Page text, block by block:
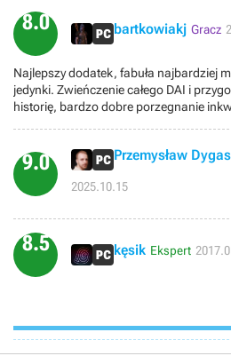
sprawdzający się motyw iż znamię
jednocześnie sprawia iż jest coraz
sympatycznych scenek okolicznościowych z naszą drużyną +
Kasandra czytająca przy napisach
autorstwa Varric’a ;). Jednak nigdzie jak w Pałacu Zimowym nie
widać sztuczności świata. Nie dość że
to postacie występujące to tylko tło .
we znaki ponieważ nasze odpowiedzi mają się nic to tego co
za to sprytnie wymyślił jak wyciągnąć
gry. DLC słabe choć nie ukrywam że
podstawka.
8.0 bartkowiakj Gracz
Najlepszy dodatek, fabuła najbardziej
jedynki. Zwieńczenie całego DAI i
historię, bardzo dobre porzegnanie
9.0 Przemysław Dygas
2025.10.15
8.5 kęsik Ekspert